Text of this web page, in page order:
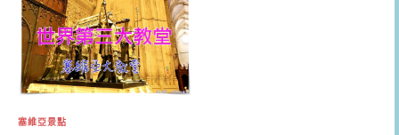
塞維亞景點